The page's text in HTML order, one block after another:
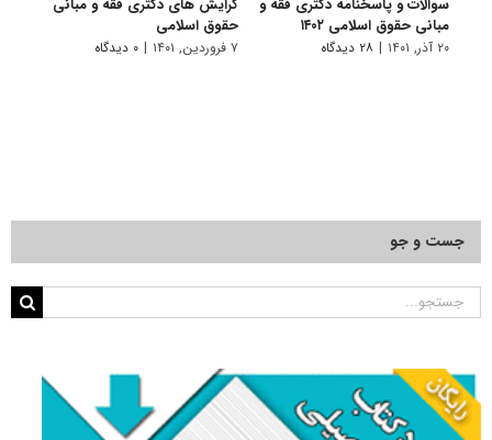
سوالات و پاسخنامه دکتری فقه و
مبانی حقوق اسلامی ۱۴۰۲
۲۰ آذر, ۱۴۰۱ | ۲۸ دیدگاه
گرایش های دکتری ﻓﻘﻪ و ﻣﺒﺎنی
ﺣﻘﻮق اﺳﻼمی
۷ فروردین, ۱۴۰۱ | ۰ دیدگاه
جست و جو
جستجو